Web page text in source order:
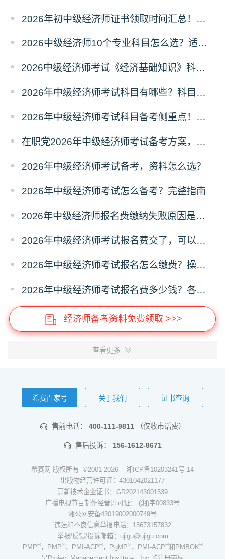
2026年初中级经济师证书领取时间汇总！领证节点
2026中级经济师10个专业科目怎么选？适配人群
2026中级经济师考试《经济基础知识》科目六大模块梳理
2026年中级经济师考试科目有哪些？科目介绍
2026年中级经济师考试科目备考侧重点！分清主次
在职党2026年中级经济师考试备考方案，碎片化学习
2026年中级经济师考试备考，资料怎么选？
2026年中级经济师考试怎么备考？完整指南
2026年中级经济师报名费缴纳失败原因是什么？解决办法
2026年中级经济师考试报名费交了，可以退费吗？
2026年中级经济师考试报名怎么缴费？操作指南
2026年中级经济师考试报名费多少钱？各省收费标准
经济师备考资料免费领取 >>>
查看更多
希赛百家号 关于我们 证书查询
售前电话： 400-111-9811 （仅收市话费）
售后投诉： 156-1612-8671
希赛网 版权所有 ©2001-2026 湘ICP备10203241号-14
出版物经营许可证：4301042021177
高新技术企业证书：GR202143001539
广播电视节目制作经营许可证： (湘)字00833号
湘公网安备43019002000749号
违法和不良信息举报电话：15673157832
举报/反馈/投诉邮箱：ujigu@ujigu.com
PMP®，PMP®，PMI-ACP®，PgMP®，PMI-ACP®和PMBOK®